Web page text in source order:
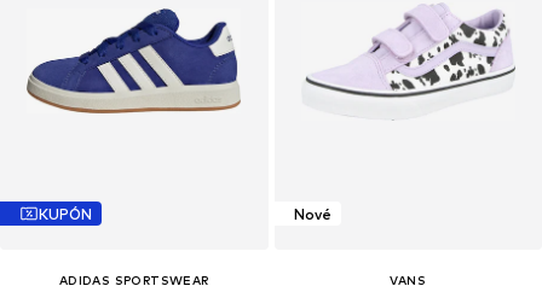
KUPÓN
ADIDAS SPORTSWEAR
Nové
VANS